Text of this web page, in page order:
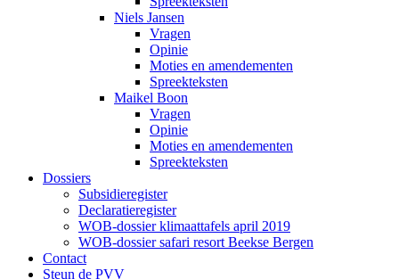
Niels Jansen
Vragen
Opinie
Moties en amendementen
Spreekteksten
Maikel Boon
Vragen
Opinie
Moties en amendementen
Spreekteksten
Dossiers
Subsidieregister
Declaratieregister
WOB-dossier klimaattafels april 2019
WOB-dossier safari resort Beekse Bergen
Contact
Steun de PVV